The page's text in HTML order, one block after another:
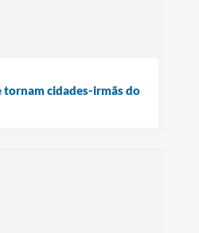
tornam cidades-irmãs do